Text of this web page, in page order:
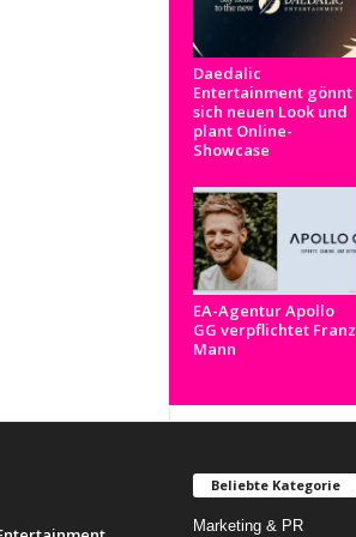
Daedalic
Entertainment gönnt
sich neuen Look und
plant Online-
Showcase
EA-Agentur Apollo
GG verpflichtet Franz
Mann
Beliebte Kategorie
Marketing & PR